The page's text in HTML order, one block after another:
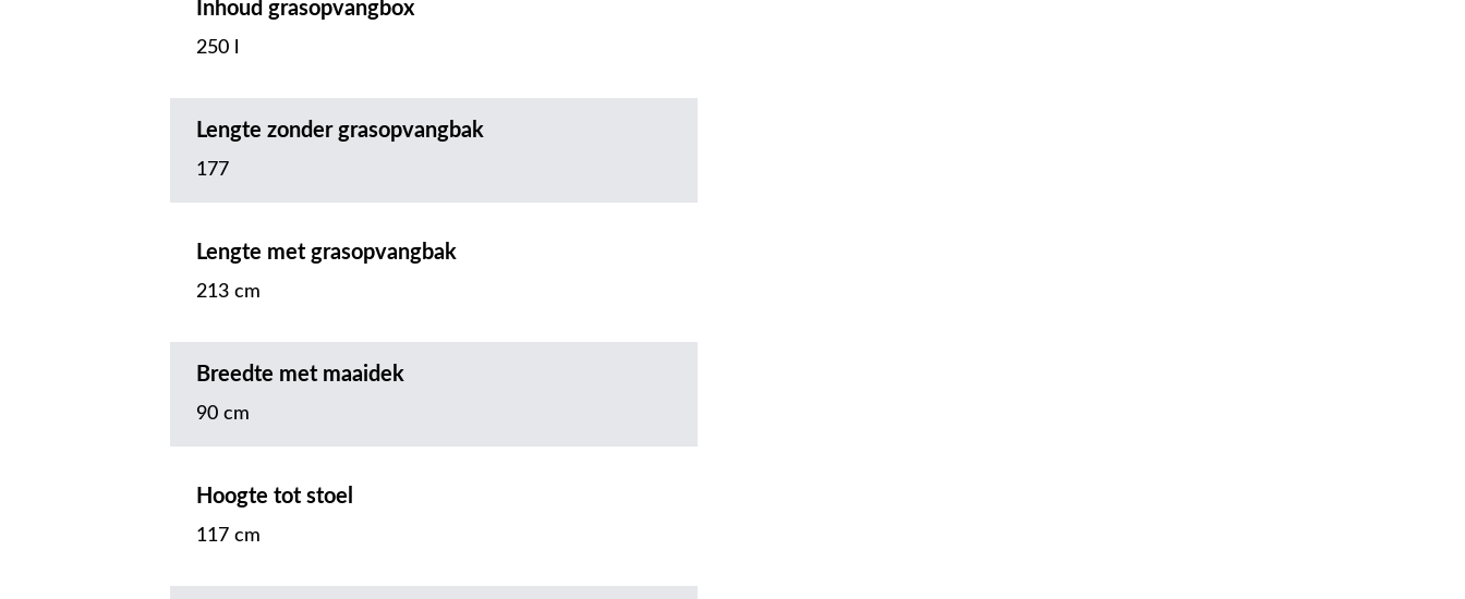
Inhoud grasopvangbox
250 l
Lengte zonder grasopvangbak
177
Lengte met grasopvangbak
213 cm
Breedte met maaidek
90 cm
Hoogte tot stoel
117 cm